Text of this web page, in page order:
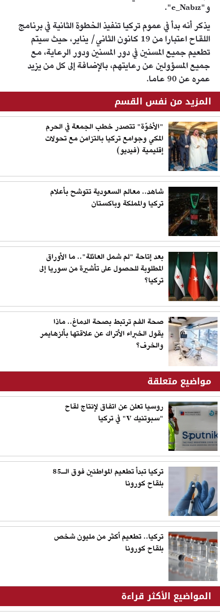
و"e_Nabız".
يذكر أنه بدأ في عموم تركيا تنفيذ الخطوة الثانية في برنامج
اللقاح اعتبارا من 19 كانون الثاني/ يناير، حيث سيتم
تطعيم جميع المسنين في دور المسنين ودور الرعاية، مع
جميع المسؤولين عن رعايتهم، بالإضافة إلى كل من يزيد
عمره عن 90 عاما.
المزيد من نفس القسم
"الأخوّة" تتصدر خطب الجمعة في الحرم
المكي وجوامع تركيا بالتزامن مع تحولات
إقليمية (فيديو)
شاهد.. معالم السعودية تتوشح بأعلام
تركيا والمملكة وباكستان
بعد إتاحة "لم شمل العائلة".. ما الأوراق
المطلوبة للحصول على تأشيرة من سوريا إلى
تركيا؟
صحة الفم ترتبط بصحة الدماغ.. ماذا
يقول الخبراء الأتراك عن علاقتها بألزهايمر
والخرف؟
مواضيع متعلقة
روسيا تعلن عن اتفاق لإنتاج لقاح
"سبوتنيك V" في تركيا
تركيا تبدأ تطعيم المواطنين فوق الـ85
بلقاح كورونا
تركيا.. تطعيم أكثر من مليون شخص
بلقاح كورونا
المواضيع الأكثر قراءة